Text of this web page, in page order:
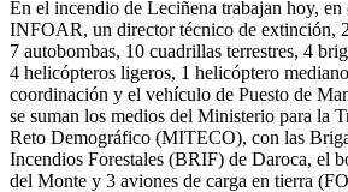
En el incendio de Leciñena trabajan hoy, en
INFOAR, un director técnico de extinción,
7 autobombas, 10 cuadrillas terrestres, 4
4 helicópteros ligeros, 1 helicóptero
coordinación y el vehículo de Puesto de
se suman los medios del Ministerio para la
Reto Demográfico (MITECO), con las
Incendios Forestales (BRIF) de Daroca, el
del Monte y 3 aviones de carga en tierra